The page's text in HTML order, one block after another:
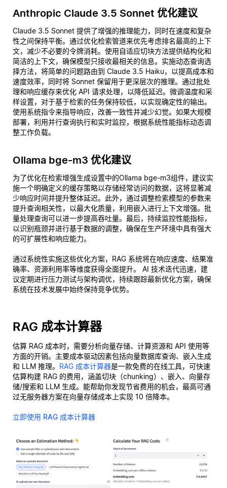
Anthropic Claude 3.5 Sonnet 优化建议
Claude 3.5 Sonnet 提供了增强的推理能力，同时在速度和复杂
性之间保持平衡。通过优化检索管道来优先考虑排名最高的上下
文，减少不必要的令牌消耗。使用自适应切块方法提供结构化和
简洁的上下文，确保模型只接收最相关的信息。实施动态查询选
择方法，将简单的问题路由到 Claude 3.5 Haiku，以提高成本和
速度效率，同时将 Sonnet 保留用于更深层次的推理。通过批处
理和响应缓存来优化 API 请求处理，以降低延迟。微调温度和采
样设置，对于基于检索的任务保持较低，以实现确定性的输出。
使用系统指令来指导响应，改善一致性并减少幻觉。如果大规模
部署，利用并行查询执行和实时监控，根据系统性能指标动态调
整工作负载。
Ollama bge-m3 优化建议
为了优化在检索增强生成设置中的Ollama bge-m3组件，建议实
施一个明确定义的缓存策略以存储经常访问的数据，这将显著减
少响应时间并提升整体延迟。此外，通过调整检索模型的参数来
提升查询相关性，以最大化质量，利用嵌入进行上下文增强。批
量处理查询可以进一步提高吞吐量。最后，持续监控性能指标，
以识别瓶颈并进行基于数据的调整，确保在生产环境中具有强大
的可扩展性和响应能力。
通过系统性实施这些优化方案，RAG 系统将在响应速度、结果准
确率、资源利用率等维度获得全面提升。 AI 技术迭代迅速，建
议定期进行压力测试与架构调优，持续跟踪最新优化方案，确保
系统在技术发展中始终保持竞争优势。
RAG 成本计算器
估算 RAG 成本时，需要分析向量存储、计算资源和 API 使用等
方面的开销。主要成本驱动因素包括向量数据库查询、嵌入生成
和 LLM 推理。 RAG 成本计算器是一款免费的在线工具，可快速
估算构建 RAG 的费用，涵盖切块（chunking）、嵌入、向量存
储/搜索和 LLM 生成。能帮助你发现节省费用的机会，最高可通
过无服务器方案在向量存储成本上实现 10 倍降本。
立即使用 RAG 成本计算器